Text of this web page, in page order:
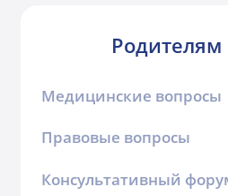
Родителям
Медицинские вопросы
Правовые вопросы
Консультативный